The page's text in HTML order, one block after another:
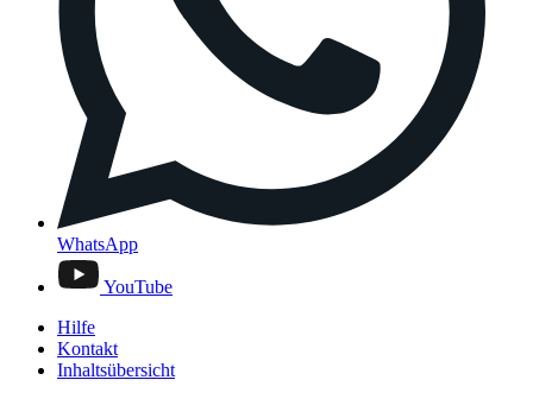
WhatsApp
YouTube
Hilfe
Kontakt
Inhaltsübersicht